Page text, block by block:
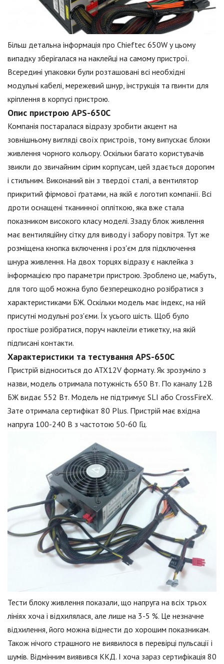
Більш детальна інформація про Chieftec 650W у цьому
випадку зберігалася на наклейці на самому пристрої.
Всередині упаковки були розташовані всі необхідні
модульні кабелі, мережевий шнур, інструкція та гвинти для
кріплення в корпусі пристрою.
Опис пристрою APS-650C
Компанія постаралася відразу зробити акцент на
зовнішньому вигляді своїх пристроїв, тому випускає блоки
живлення чорного кольору. Оскільки багато користувачів
звикли до звичайним сірим корпусам, цей здається дорогим
і стильним. Виконаний він з твердої сталі, а вентилятор
прикритий фірмової ґратами, на якій є логотип компанії. Всі
дроти оснащені тканинної опліткою, яка вже стала
показником високого класу моделі. Ззаду блок живлення
має вентиляційну сітку для виводу і забору повітря. Тут же
розміщена кнопка включення і роз'єм для підключення
шнура живлення. На двох торцях відразу є наклейка з
інформацією про параметри пристрою. Зроблено це, мабуть,
для того щоб можна було безперешкодно розібратися з
характеристиками БЖ. Оскільки модель має індекс, на ній
присутні модульні роз'єми. Їх усього шість. Щоб було
простіше розібратися, поруч наклеїли етикетку, на якій
підписані контакти.
Характеристики та тестування APS-650C
Пристрій відноситься до ATX12V формату. Як зрозуміло з
назви, модель отримала потужність 650 Вт. По каналу 12В
БЖ видає 552 Вт. Модель не підтримує SLI або CrossFireX.
Зате отримала сертифікат 80 Plus. Пристрій має вхідна
напруга 100-240 В з частотою 50-60 Гц.
Тести блоку живлення показали, що напруга на всіх трьох
лініях хоча і відхилялася, але лише на 3-5 %. Це незначне
відхилення, його можна віднести до хорошим показникам.
Також нічого страшного не виявилося в перевірці пульсації і
шумів. Відмінним виявився ККД. І хоча зараз сертифікація 80